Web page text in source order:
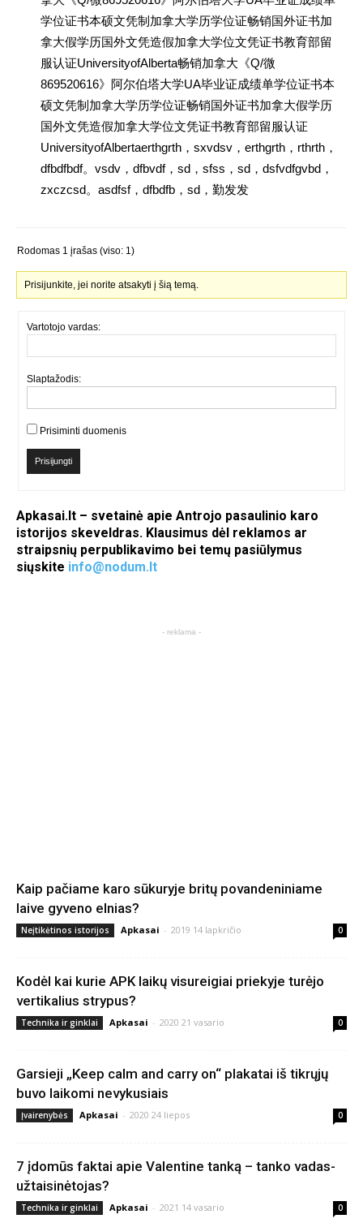
学位证书本硕文凭制加拿大学历学位证畅销国外证书加
拿大假学历国外文凭造假加拿大学位文凭证书教育部留
服认证UniversityofAlberta畅销加拿大《Q/微
869520616》阿尔伯塔大学UA毕业证成绩单学位证书本
硕文凭制加拿大学历学位证畅销国外证书加拿大假学历
国外文凭造假加拿大学位文凭证书教育部留服认证
UniversityofAlbertaerthgrth，sxvdsv，erthgrth，rthrth，
dfbdfbdf。vsdv，dfbvdf，sd，sfss，sd，dsfvdfgvbd，
zxczcsd。asdfsf，dfbdfb，sd，勤发发
Rodomas 1 įrašas (viso: 1)
Prisijunkite, jei norite atsakyti į šią temą.
Vartotojo vardas:
Slaptažodis:
Prisiminti duomenis
Prisijungti
Apkasai.lt – svetainė apie Antrojo pasaulinio karo
istorijos skeveldras. Klausimus dėl reklamos ar
straipsnių perpublikavimo bei temų pasiūlymus
siųskite info@nodum.lt
- reklama -
Kaip pačiame karo sūkuryje britų povandeniniame
laive gyveno elnias?
Neįtikėtinos istorijos Apkasai - 2019 14 lapkričio 0
Kodėl kai kurie APK laikų visureigiai priekyje turėjo
vertikalius strypus?
Technika ir ginklai Apkasai - 2020 21 vasario 0
Garsieji „Keep calm and carry on“ plakatai iš tikrųjų
buvo laikomi nevykusiais
Įvairenybės Apkasai - 2020 24 liepos 0
7 įdomūs faktai apie Valentine tanką – tanko vadas-
užtaisinėtojas?
Technika ir ginklai Apkasai - 2021 14 vasario 0